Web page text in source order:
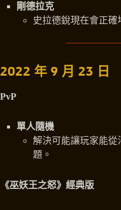
剛德拉克
史拉德銳現在會正確
2022 年 9 月 23 日
PvP
單人隨機
解決可能讓玩家能從
題。
《巫妖王之怒》經典版